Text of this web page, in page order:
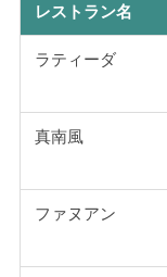
レストラン名
ラティーダ
真南風
ファヌアン